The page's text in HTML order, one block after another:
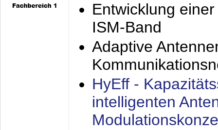
Entwicklung
ISM-Band
Adaptive
HyEff -
intelligenten